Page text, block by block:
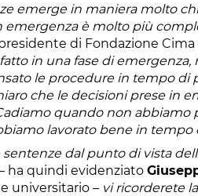
emerge in maniera molto
emergenza è molto più
di Fondazione Cima
in una fase di
le procedure in tempo di
che le decisioni prese in
quando non
lavorato bene in tempo
sentenze dal punto di vista
ha quindi evidenziato
universitario – vi ricorderete